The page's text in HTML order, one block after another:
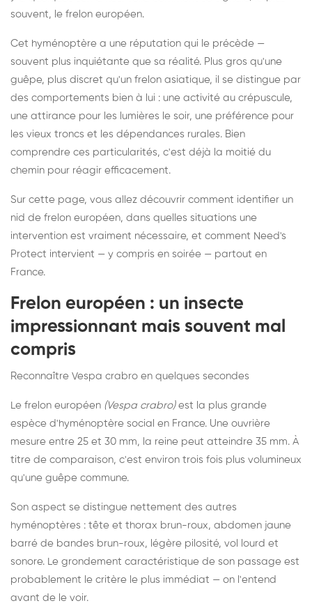
souvent, le frelon européen.
Cet hyménoptère a une réputation qui le précède —
souvent plus inquiétante que sa réalité. Plus gros qu'une
guêpe, plus discret qu'un frelon asiatique, il se distingue par
des comportements bien à lui : une activité au crépuscule,
une attirance pour les lumières le soir, une préférence pour
les vieux troncs et les dépendances rurales. Bien
comprendre ces particularités, c'est déjà la moitié du
chemin pour réagir efficacement.
Sur cette page, vous allez découvrir comment identifier un
nid de frelon européen, dans quelles situations une
intervention est vraiment nécessaire, et comment Need's
Protect intervient — y compris en soirée — partout en
France.
Frelon européen : un insecte
impressionnant mais souvent mal
compris
Reconnaître Vespa crabro en quelques secondes
Le frelon européen (Vespa crabro)est la plus grande
espèce d'hyménoptère social en France. Une ouvrière
mesure entre 25 et 30 mm, la reine peut atteindre 35 mm. À
titre de comparaison, c'est environ trois fois plus volumineux
qu'une guêpe commune.
Son aspect se distingue nettement des autres
hyménoptères : tête et thorax brun-roux, abdomen jaune
barré de bandes brun-roux, légère pilosité, vol lourd et
sonore. Le grondement caractéristique de son passage est
probablement le critère le plus immédiat — on l'entend
avant de le voir.